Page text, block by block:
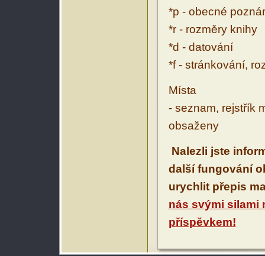
*p - obecné
*r - rozměry knihy
*d - datování
*f - stránkování,
Místa
- seznam, rejstřík
obsaženy
Nalezli jste
další fungování
urychlit přepis
nás svými silami
příspěvkem!